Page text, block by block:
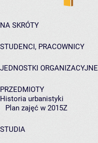
NA SKRÓTY
STUDENCI, PRACOWNICY
JEDNOSTKI ORGANIZACYJNE
PRZEDMIOTY
Historia urbanistyki
Plan zajęć w 2015Z
STUDIA